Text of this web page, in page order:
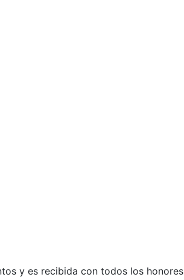
y es recibida con todos los honores